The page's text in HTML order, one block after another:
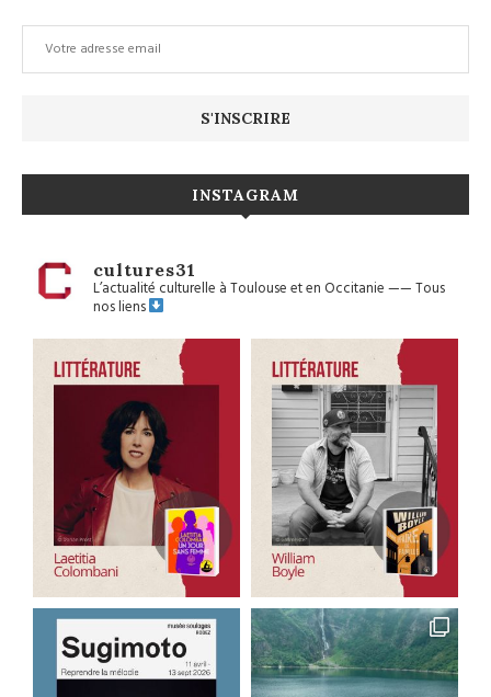
INSTAGRAM
cultures31
L’actualité culturelle à Toulouse et en Occitanie——Tous
nos liens